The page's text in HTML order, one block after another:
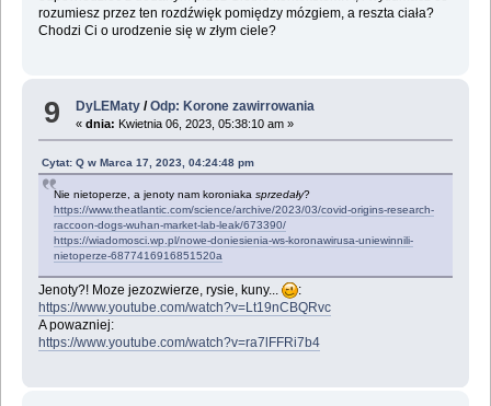
rozumiesz przez ten rozdźwięk pomiędzy mózgiem, a reszta ciała?
Chodzi Ci o urodzenie się w złym ciele?
9 DyLEMaty /Odp: Korone zawirrowania
«dnia: Kwietnia 06, 2023, 05:38:10 am »
Cytat: Q w Marca 17, 2023, 04:24:48 pm
Nie nietoperze, a jenoty nam koroniaka sprzedały?
https://www.theatlantic.com/science/archive/2023/03/covid-origins-research-
raccoon-dogs-wuhan-market-lab-leak/673390/
https://wiadomosci.wp.pl/nowe-doniesienia-ws-koronawirusa-uniewinnili-
nietoperze-6877416916851520a
Jenoty?! Moze jezozwierze, rysie, kuny...
:
https://www.youtube.com/watch?v=Lt19nCBQRvc
A powazniej:
https://www.youtube.com/watch?v=ra7lFFRi7b4